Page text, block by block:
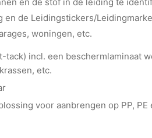
de Leidingstickers/
woningen, etc.
incl. een beschermlaminaat
etc.
voor aanbrengen op PP, PE